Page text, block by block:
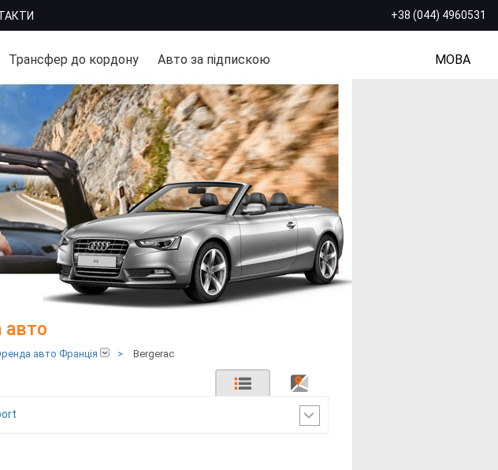
+38 (044) 4960531
МОВА
Трансфер до кордону Авто за підпискою
авто
авто Франція > Bergerac